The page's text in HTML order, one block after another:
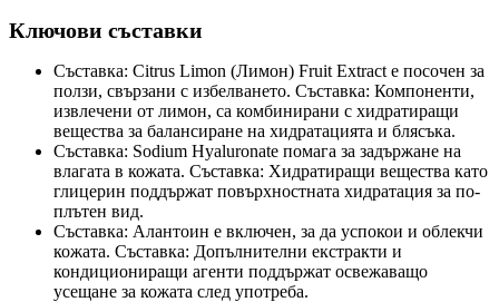
Ключови съставки
Съставка: Citrus Limon (Лимон) Fruit Extract е посочен за
ползи, свързани с избелването. Съставка: Компоненти,
извлечени от лимон, са комбинирани с хидратиращи
вещества за балансиране на хидратацията и блясъка.
Съставка: Sodium Hyaluronate помага за задържане на
влагата в кожата. Съставка: Хидратиращи вещества като
глицерин поддържат повърхностната хидратация за по-
плътен вид.
Съставка: Алантоин е включен, за да успокои и облекчи
кожата. Съставка: Допълнителни екстракти и
кондициониращи агенти поддържат освежаващо
усещане за кожата след употреба.